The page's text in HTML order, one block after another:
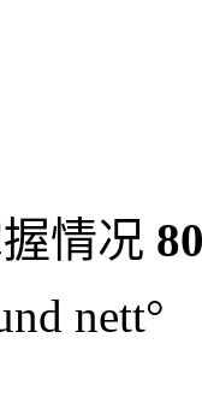
情况
nett°